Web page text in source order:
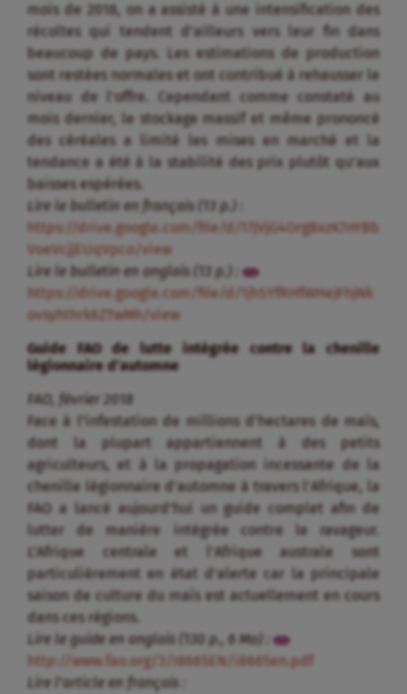
mois de 2018, on a assisté à une intensification des
récoltes qui tendent d’ailleurs vers leur fin dans
beaucoup de pays. Les estimations de production
sont restées normales et ont contribué à rehausser le
niveau de l’offre. Cependant comme constaté au
mois dernier, le stockage massif et même prononcé
des céréales a limité les mises en marché et la
tendance a été à la stabilité des prix plutôt qu’aux
baisses espérées.
Lire le bulletin en français (13 p.) :
https://drive.google.com/file/d/17jVjG4OrgBxzK7nYBb
VoeVcjjEUqVpco/view
Lire le bulletin en anglais (13 p.) :
https://drive.google.com/file/d/1jhSYfRHfWHejFhjNk
ovsyhthrk6ZTwMh/view
Guide FAO de lutte intégrée contre la chenille
légionnaire d’automne
FAO, février 2018
Face à l’infestation de millions d’hectares de maïs,
dont la plupart appartiennent à des petits
agriculteurs, et à la propagation incessante de la
chenille légionnaire d’automne à travers l’Afrique, la
FAO a lancé aujourd’hui un guide complet afin de
lutter de manière intégrée contre le ravageur.
L’Afrique centrale et l’Afrique australe sont
particulièrement en état d’alerte car la principale
saison de culture du maïs est actuellement en cours
dans ces régions.
Lire le guide en anglais (130 p., 6 Mo) :
http://www.fao.org/3/I8665EN/i8665en.pdf
Lire l’article en français :